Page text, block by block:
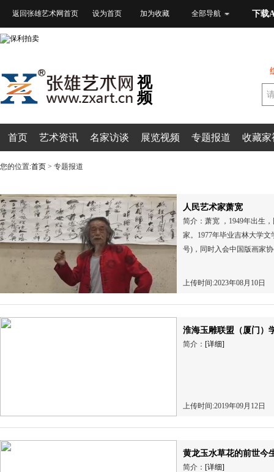
返回张雄艺术网首页 设为首页 加为收藏 全部导航 下载
视
频
首页 艺术资讯 名家访谈 展览视频 专题报道 收藏家
您的位置:首页 > 专题报道
人民艺术家萧宽
简介：萧宽 ，1949年出生
家。1977年毕业吉林大学
号)，同时入会中国版画家
上传时间:2023年08月10日
淮海玉雕联盟（厦门）
简介： [详细]
上传时间:2019年09月12日
黄龙玉水草花的前世今
简介： [详细]